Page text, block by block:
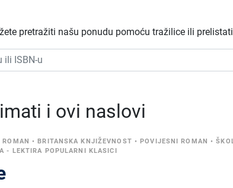
pretražiti našu ponudu pomoću tražilice ili
i ovi naslovi
•BRITANSKA KNJIŽEVNOST •POVIJESNI ROMAN •
- LEKTIRA POPULARNI KLASICI